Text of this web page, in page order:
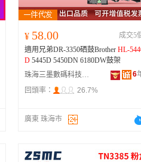
¥ 58.00
成交5
適用兄弟DR-3350硒鼓Brother HL-
D 5445D 5450DN 6180DW鼓架
珠海三墨數碼科技有限公司
6
回頭率：
26.7%
廣東 珠海市